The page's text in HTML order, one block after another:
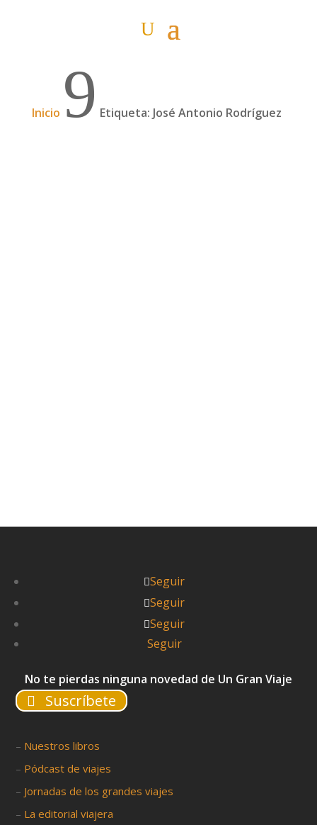
Inicio 9 Etiqueta: José Antonio Rodríguez
Seguir
Seguir
Seguir
Seguir
No te pierdas ninguna novedad de Un Gran Viaje
Suscríbete
– Nuestros libros
– Pódcast de viajes
– Jornadas de los grandes viajes
– La editorial viajera